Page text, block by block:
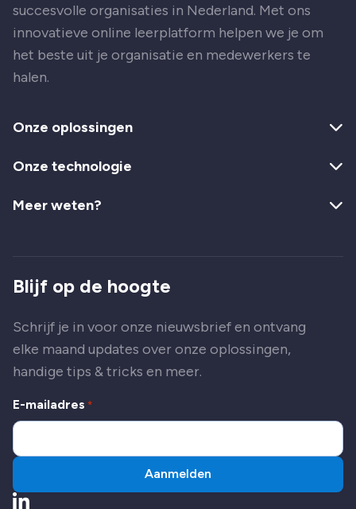
succesvolle organisaties in Nederland. Met ons
innovatieve online leerplatform helpen we je om
het beste uit je organisatie en medewerkers te
halen.
Onze oplossingen
Onze technologie
Meer weten?
Blijf op de hoogte
Schrijf je in voor onze nieuwsbrief en ontvang
elke maand updates over onze oplossingen,
handige tips & tricks en meer.
E-mailadres *
Aanmelden
Ga naar LinkedIn